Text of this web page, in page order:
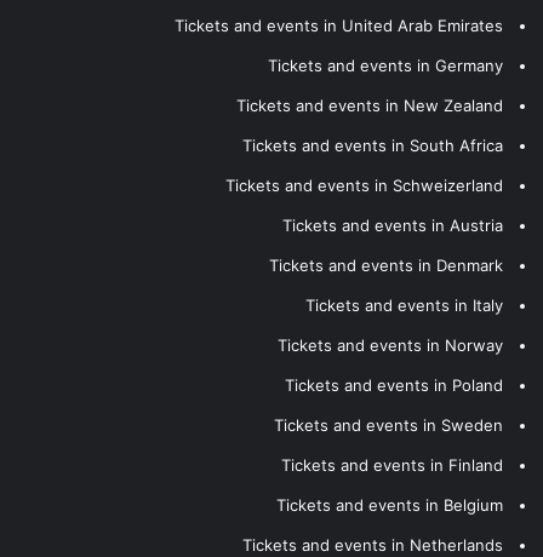
Tickets and events in United Arab Emirates
Tickets and events in Germany
Tickets and events in New Zealand
Tickets and events in South Africa
Tickets and events in Schweizerland
Tickets and events in Austria
Tickets and events in Denmark
Tickets and events in Italy
Tickets and events in Norway
Tickets and events in Poland
Tickets and events in Sweden
Tickets and events in Finland
Tickets and events in Belgium
Tickets and events in Netherlands